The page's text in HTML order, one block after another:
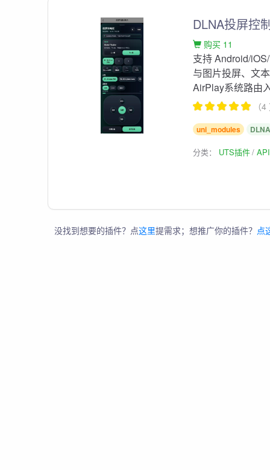
DLNA投屏控
购买 11
支持 Android/
与图片投屏、文
AirPlay系统路由
（
uni_modules
分类： UTS插件
没找到想要的插件？点这里提需求；想推广你的插件？ 点